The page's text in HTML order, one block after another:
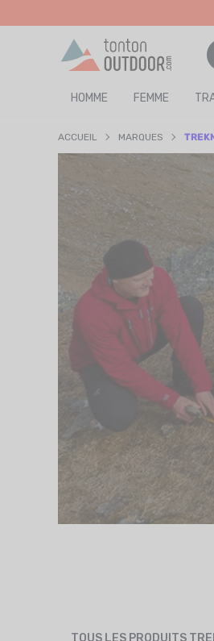
content
HOMME FEMME
ACCUEIL MARQUES
TOUS LES PRODUITS